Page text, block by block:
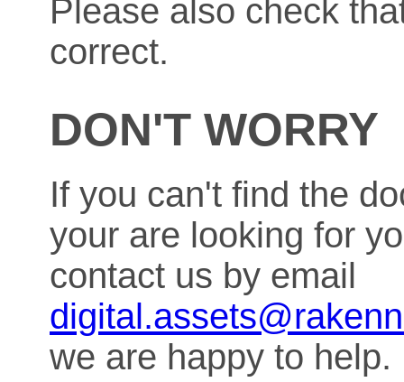
Please also check
correct.
DON'T WORRY
If you can't find the
your are looking for
contact us by email
we are happy to help.